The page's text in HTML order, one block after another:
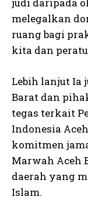
judi daripada
melegalkan
ruang bagi
kita dan
Lebih lanjut Ia
Barat dan
tegas terkait
Indonesia
komitmen
Marwah Aceh
daerah yang
Islam.